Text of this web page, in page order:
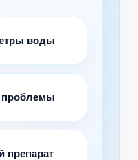
воды
проблемы
препарат